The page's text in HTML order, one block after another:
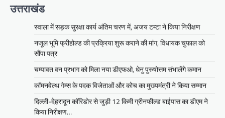
उत्तराखंड
स्वाला में सड़क सुरक्षा कार्य अंतिम चरण में, अजय टम्टा ने किया निरीक्षण
नजूल भूमि फ्रीहोल्ड की प्रक्रिया शुरू कराने की मांग, विधायक चुफाल को
सौंपा पत्र
चम्पावत वन प्रभाग को मिला नया डीएफओ, धेनु पुरुषोत्तम संभालेंगे कमान
कॉमनवेल्थ गेम्स के पदक विजेताओं और कोच का मुख्यमंत्री ने किया सम्मान
दिल्ली-देहरादून कॉरिडोर से जुड़ी 12 किमी ग्रीनफील्ड बाईपास का डीएम ने
किया निरीक्षण…